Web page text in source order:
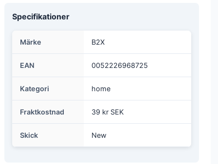
Specifikationer
Märke B2X
EAN 0052226968725
Kategori home
Fraktkostnad 39 kr SEK
Skick New